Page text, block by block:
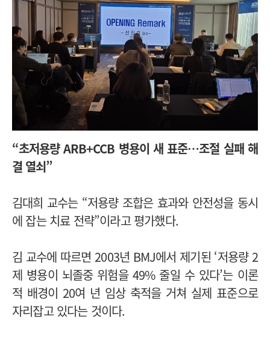
“초저용량 ARB+CCB 병용이 새 표준…조절 실패 해
결 열쇠”
김대희 교수는 “저용량 조합은 효과와 안전성을 동시
에 잡는 치료 전략”이라고 평가했다.
김 교수에 따르면 2003년 BMJ에서 제기된 ‘저용량 2
제 병용이 뇌졸중 위험을 49% 줄일 수 있다’는 이론
적 배경이 20여 년 임상 축적을 거쳐 실제 표준으로
자리잡고 있다는 것이다.